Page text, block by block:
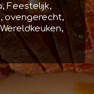
, Feestelijk,
,ovengerecht,
Wereldkeuken,